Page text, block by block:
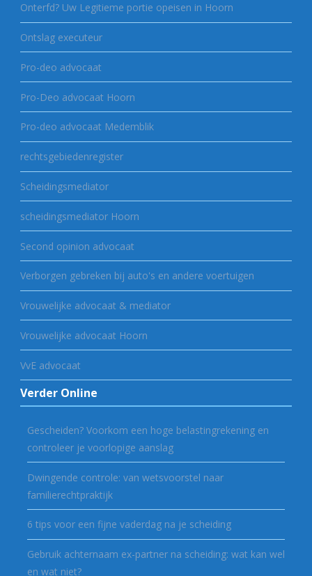
Onterfd? Uw Legitieme portie opeisen in Hoorn
Ontslag executeur
Pro-deo advocaat
Pro-Deo advocaat Hoorn
Pro-deo advocaat Medemblik
rechtsgebiedenregister
Scheidingsmediator
scheidingsmediator Hoorn
Second opinion advocaat
Verborgen gebreken bij auto's en andere voertuigen
Vrouwelijke advocaat & mediator
Vrouwelijke advocaat Hoorn
VvE advocaat
Verder Online
Gescheiden? Voorkom een hoge belastingrekening en
controleer je voorlopige aanslag
Dwingende controle: van wetsvoorstel naar
familierechtpraktijk
6 tips voor een fijne vaderdag na je scheiding
Gebruik achternaam ex-partner na scheiding: wat kan wel
en wat niet?